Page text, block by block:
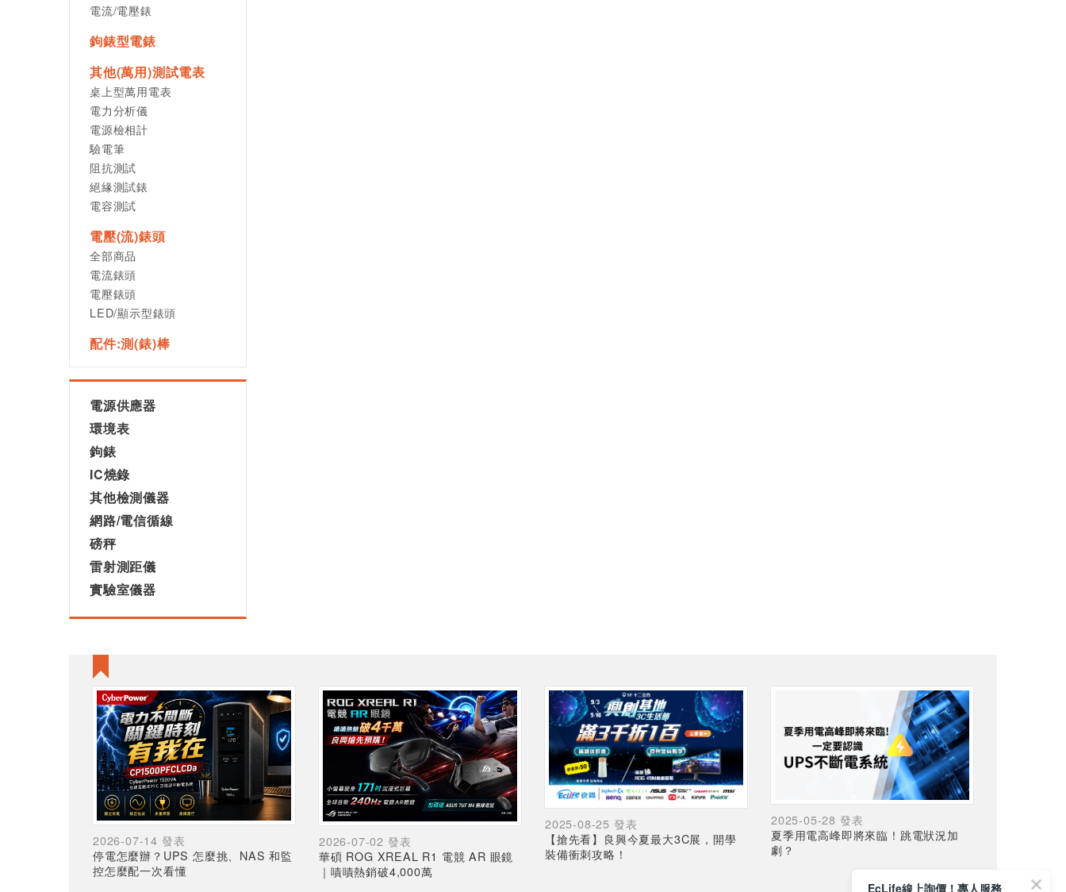
電流/電壓錶
鉤錶型電錶
其他(萬用)測試電表
桌上型萬用電表
電力分析儀
電源檢相計
驗電筆
阻抗測試
絕緣測試錶
電容測試
電壓(流)錶頭
全部商品
電流錶頭
電壓錶頭
LED/顯示型錶頭
配件:測(錶)棒
電源供應器
環境表
鉤錶
IC燒錄
其他檢測儀器
網路/電信循線
磅秤
雷射測距儀
實驗室儀器
2026-07-14 發表
停電怎麼辦？UPS 怎麼挑、NAS 和監
控怎麼配一次看懂
2026-07-02 發表
華碩 ROG XREAL R1 電競 AR 眼鏡
｜嘖嘖熱銷破4,000萬
2025-08-25 發表
【搶先看】良興今夏最大3C展，開學
裝備衝刺攻略！
2025-05-28 發表
夏季用電高峰即將來臨！跳電狀況加
劇？
EcLife線上詢價！專人服務